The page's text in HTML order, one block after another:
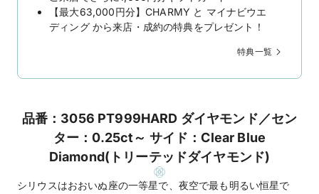
【最大63,000円分】CHARMY と マイナビウエ
ディング から来店・成約の特典をプレゼント！
特典一覧
品番：3056 PT999HARD ダイヤモンド／セン
ター：0.25ct～ サイド：Clear Blue
Diamond(トリーテッドダイヤモンド)
シリウスはおおいぬ座の一等星で、夜空で最も明るい恒星で